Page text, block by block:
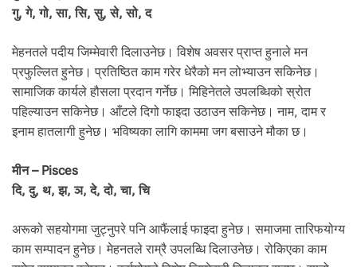
गु, गे, गो, सा, सि, सु, से, सो, द
मेहनतले पदीय जिम्मेवारी दिलाउनेछ। विशेष अवसर प्राप्त हुनाले मन
प्रफुल्लित हुनेछ। प्रतिष्ठित काम गरेर धेरैको मन लोभ्याउन सकिनेछ।
सामाजिक कार्यले हौसला प्रदान गर्नेछ। मिहिनेतले उपलब्धिको स्रोत
पहिल्याउन सकिनेछ। आँटले दिगो फाइदा उठाउन सकिनेछ। नाम, दाम र
इनाम हातलागी हुनेछ। भविष्यका लागि काममा जग बसाउने मौका छ।
मीन – Pisces
दि, दु, थ, झ, ञ, दे, दो, चा, चि
अरूको सहयोगमा जुट्नुपरे पनि आफैंलाई फाइदा हुनेछ। समाजमा तारिफयोग्य
काम सम्पादन हुनेछ। मेहनतले राम्रै उपलब्धि दिलाउनेछ। रोकिएका काम